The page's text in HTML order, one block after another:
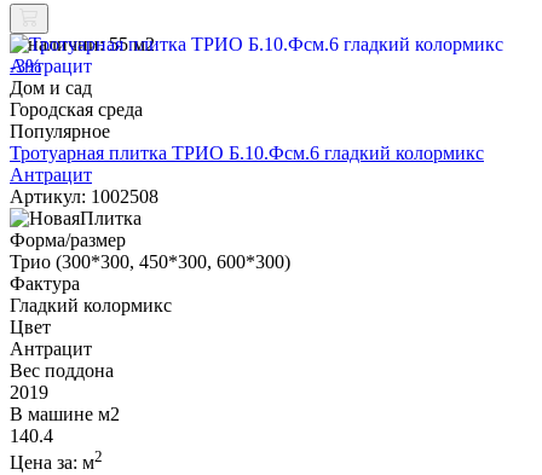
В наличии: 55 м2
-3%
Дом и сад
Городская среда
Популярное
Тротуарная плитка ТРИО Б.10.Фсм.6 гладкий колормикс
Антрацит
Артикул: 1002508
Форма/размер
Трио (300*300, 450*300, 600*300)
Фактура
Гладкий колормикс
Цвет
Антрацит
Вес поддона
2019
В машине м2
140.4
Цена за: м2